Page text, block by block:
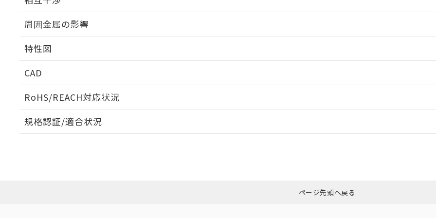
周囲金属の影響
特性図
CAD
RoHS/REACH対応状況
EU RoHS 注意事項・凡例
ダウンロードはこちら
規格認証/適合状況
ページ先頭へ戻る